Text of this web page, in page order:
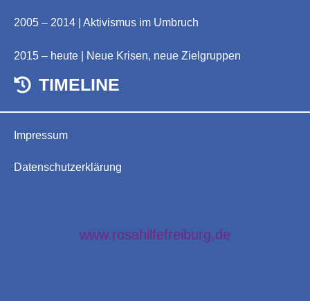
2005 – 2014 | Aktivismus im Umbruch
2015 – heute | Neue Krisen, neue Zielgruppen
TIMELINE
Impressum
Datenschutzerklärung
www.rosahilfefreiburg.de